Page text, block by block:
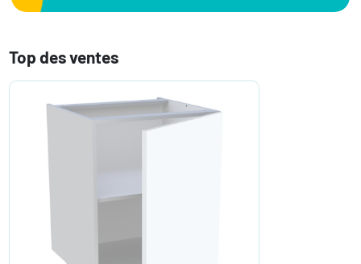
Top des ventes